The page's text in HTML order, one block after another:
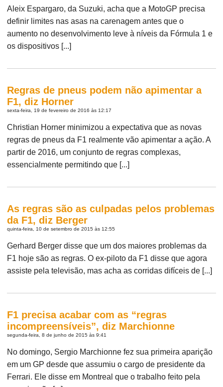
Aleix Espargaro, da Suzuki, acha que a MotoGP precisa
definir limites nas asas na carenagem antes que o
aumento no desenvolvimento leve à níveis da Fórmula 1 e
os dispositivos [...]
Regras de pneus podem não apimentar a
F1, diz Horner
sexta-feira, 19 de fevereiro de 2016 às 12:17
Christian Horner minimizou a expectativa que as novas
regras de pneus da F1 realmente vão apimentar a ação. A
partir de 2016, um conjunto de regras complexas,
essencialmente permitindo que [...]
As regras são as culpadas pelos problemas
da F1, diz Berger
quinta-feira, 10 de setembro de 2015 às 12:55
Gerhard Berger disse que um dos maiores problemas da
F1 hoje são as regras. O ex-piloto da F1 disse que agora
assiste pela televisão, mas acha as corridas difíceis de [...]
F1 precisa acabar com as “regras
incompreensíveis”, diz Marchionne
segunda-feira, 8 de junho de 2015 às 9:41
No domingo, Sergio Marchionne fez sua primeira aparição
em um GP desde que assumiu o cargo de presidente da
Ferrari. Ele disse em Montreal que o trabalho feito pela